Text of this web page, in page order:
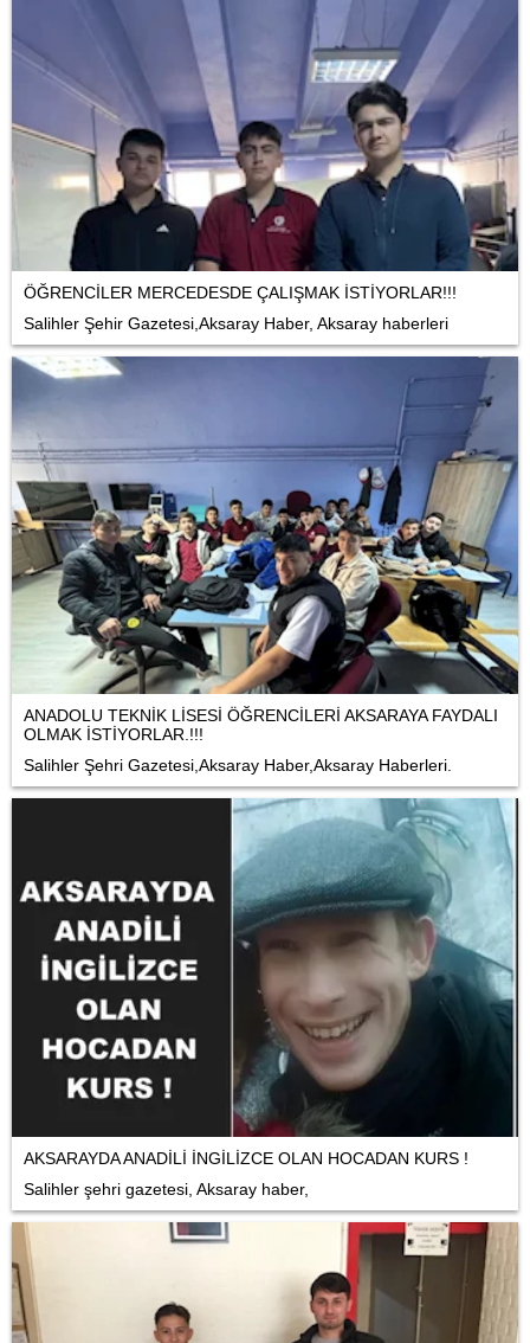
ÖĞRENCİLER MERCEDESDE ÇALIŞMAK İSTİYORLAR!!!
Salihler Şehir Gazetesi,Aksaray Haber, Aksaray haberleri
ANADOLU TEKNİK LİSESİ ÖĞRENCİLERİ AKSARAYA FAYDALI
OLMAK İSTİYORLAR.!!!
Salihler Şehri Gazetesi,Aksaray Haber,Aksaray Haberleri.
AKSARAYDA ANADİLİ İNGİLİZCE OLAN HOCADAN KURS !
Salihler şehri gazetesi, Aksaray haber,